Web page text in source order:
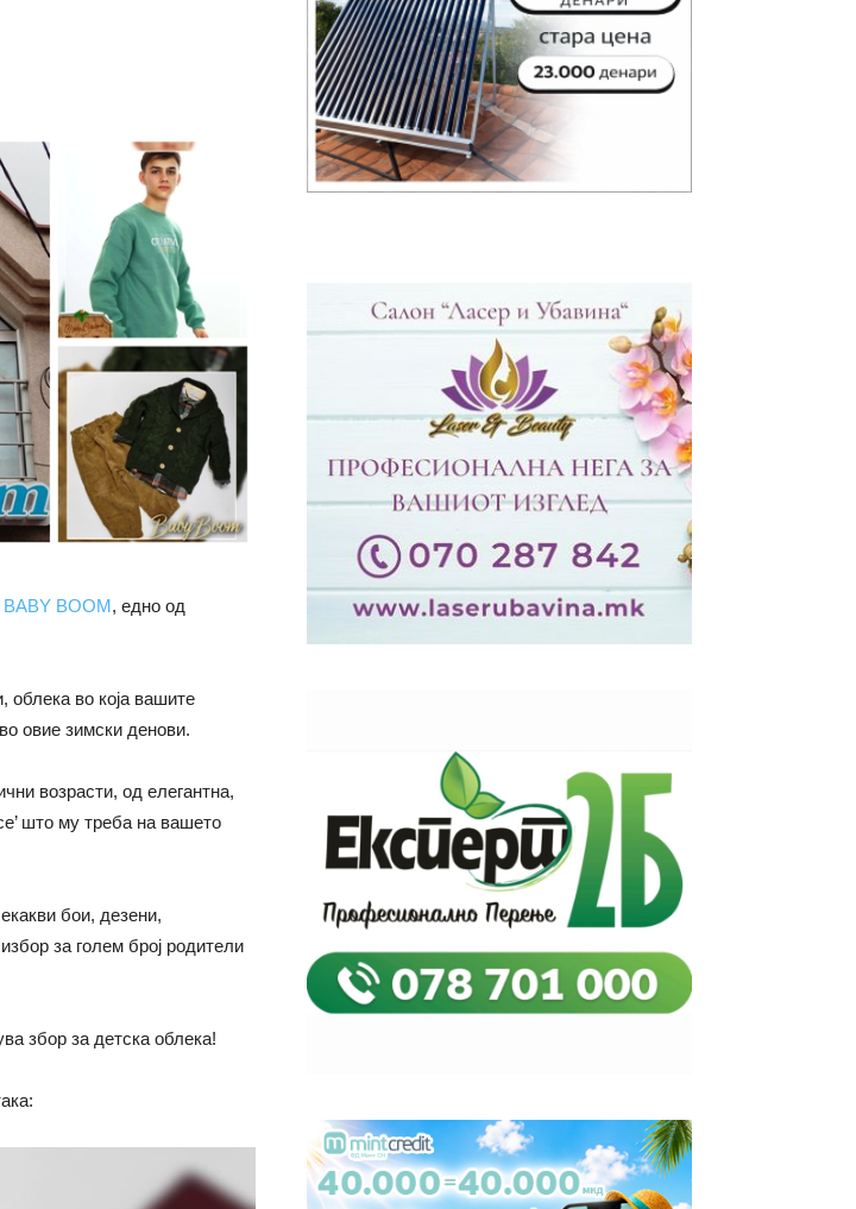
BABY BOOM, едно од
облека во која вашите
овие зимски денови.
возрасти, од елегантна,
што му треба на вашето
бои, дезени,
за голем број родители
збор за детска облека!